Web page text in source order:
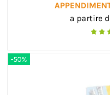
a partire
-50%